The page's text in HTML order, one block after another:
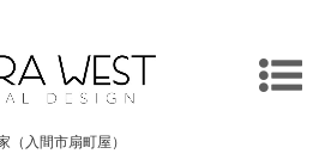
（入間市扇町屋）